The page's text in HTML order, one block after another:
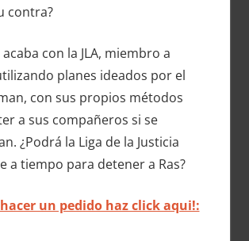
contra?
con la JLA, miembro a
planes ideados por el
con sus propios métodos
a sus compañeros si se
¿Podrá la Liga de la Justicia
a tiempo para detener a Ras?
un pedido haz click aqui!: